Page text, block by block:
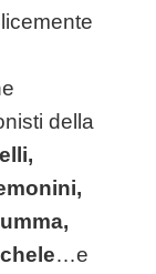
della
…e